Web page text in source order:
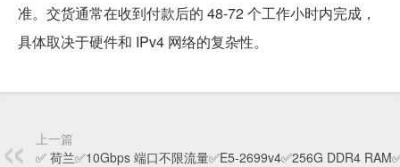
准。交货通常在收到付款后的 48-72 个工作小时内完成，
具体取决于硬件和 IPv4 网络的复杂性。
上一篇
✅ 荷兰✅10Gbps 端口不限流量✅E5-2699v4✅256G DDR4